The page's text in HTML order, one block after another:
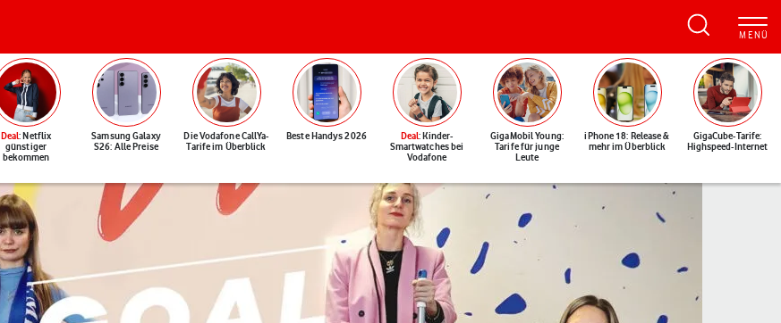
Deal: Netflix
günstiger
bekommen
Samsung Galaxy
S26: Alle Preise
Die Vodafone CallYa-
Tarife im Überblick
Beste Handys 2026 Deal: Kinder-
Smartwatches bei
Vodafone
GigaMobil Young:
Tarife für junge
Leute
iPhone 18: Release &
mehr im Überblick
GigaCube-Tarife:
Highspeed-Internet